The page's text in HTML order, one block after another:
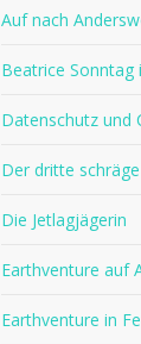
Auf nach
Beatrice Sonntag
Datenschutz und
Der dritte
Die Jetlagjägerin
Earthventure auf
Earthventure in